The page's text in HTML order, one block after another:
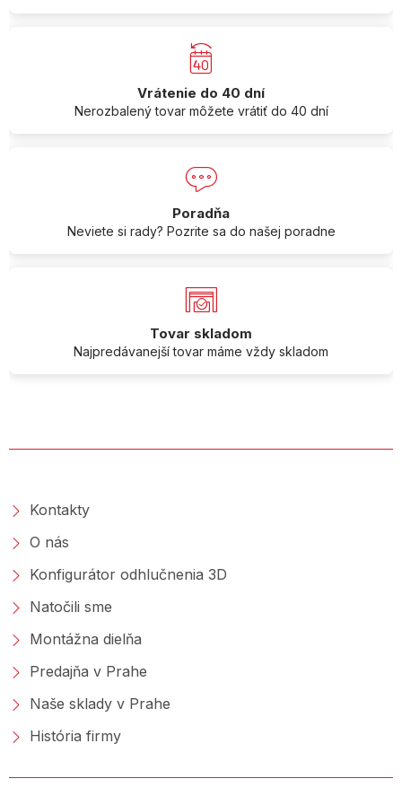
Vrátenie do 40 dní
Nerozbalený tovar môžete vrátiť do 40 dní
Poradňa
Neviete si rady? Pozrite sa do našej poradne
Tovar skladom
Najpredávanejší tovar máme vždy skladom
Kontakty
O nás
Konfigurátor odhlučnenia 3D
Natočili sme
Montážna dielňa
Predajňa v Prahe
Naše sklady v Prahe
História firmy